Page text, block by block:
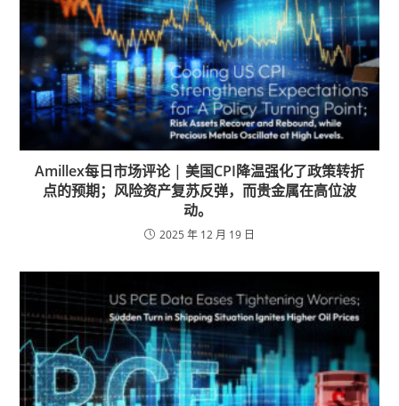
Amillex每日市场评论 | 美国CPI降温强化了政策转折
点的预期；风险资产复苏反弹，而贵金属在高位波
动。
2025 年 12 月 19 日